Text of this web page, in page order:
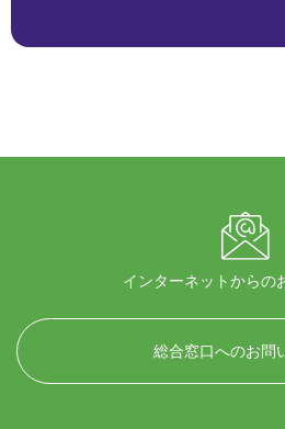
インターネットからの
総合窓口へのお問